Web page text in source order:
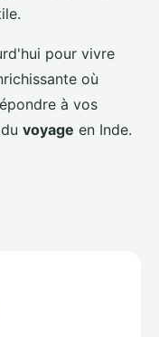
pour vivre
où
à vos
voyage en Inde.